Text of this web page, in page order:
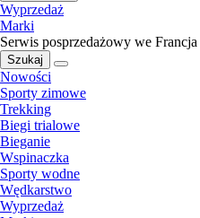
Wyprzedaż
Marki
Serwis posprzedażowy we Francja
Szukaj
Nowości
Sporty zimowe
Trekking
Biegi trialowe
Bieganie
Wspinaczka
Sporty wodne
Wędkarstwo
Wyprzedaż